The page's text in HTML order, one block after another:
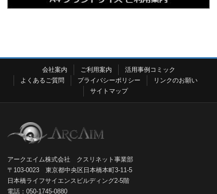
会社案内 ご利用案内
活用事例コミック
よくあるご質問
プライバシーポリシー
リンクのお願い
サイトマップ
アークエイム株式会社 クスリネット事業部
〒103-0023 東京都中央区日本橋本町3-11-5
日本橋ライフサイエンスビルディング2-5階
電話：050-1745-0880